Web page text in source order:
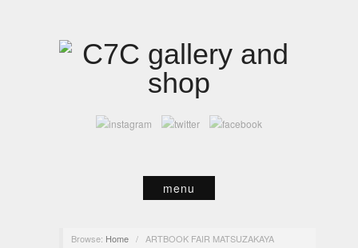
menu
Browse: Home /
ARTBOOK FAIR MATSUZAKAYA